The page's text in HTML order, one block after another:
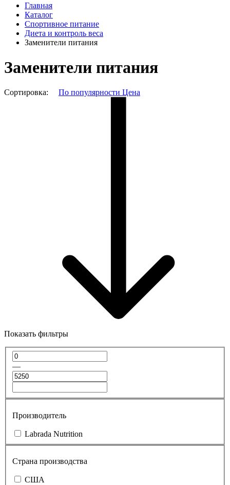
Главная
Каталог
Спортивное питание
Диета и контроль веса
Заменители питания
Заменители питания
Сортировка: По популярности Цена
Показать фильтры
—
Производитель
Labrada Nutrition
Страна производства
США